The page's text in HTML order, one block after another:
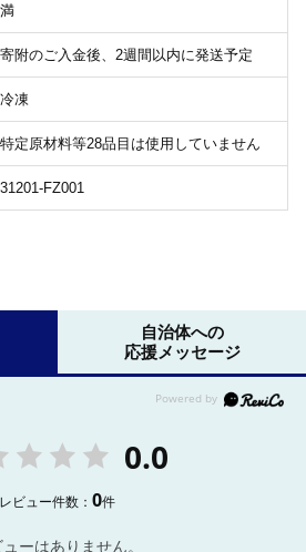
満
寄附のご入金後、2週間以内に発送予定
冷凍
特定原材料等28品目は使用していません
31201-FZ001
自治体への
応援メッセージ
0.0
レビュー件数：0件
ューはありません。